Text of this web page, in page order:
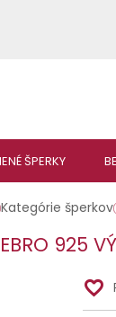
Kategórie šperkov
925
favorite_border